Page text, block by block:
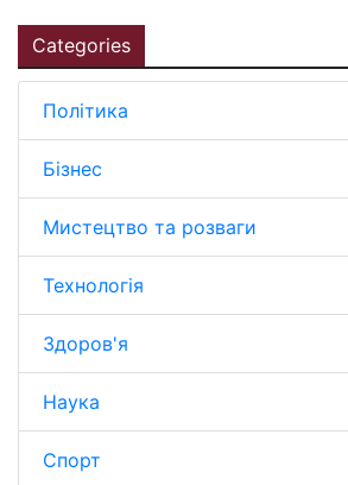
Categories
Політика
Бізнес
Мистецтво та розваги
Технологія
Здоров'я
Наука
Спорт